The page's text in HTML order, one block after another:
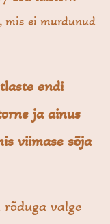
mis ei murdunud
endi
ja ainus
viimase sõja
valge